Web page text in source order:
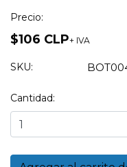
Precio:
$106 CLP+ IVA
SKU:
Cantidad: